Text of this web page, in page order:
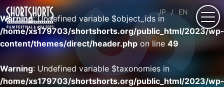
Warning: Undefined variable $object_ids in
/home/xs179703/shortshorts.org/public_html/2023/wp-
content/themes/direct/header.php on line 49
Warning: Undefined variable $taxonomies in
/home/xs179703/shortshorts.org/public_html/2023/wp-
JP EN